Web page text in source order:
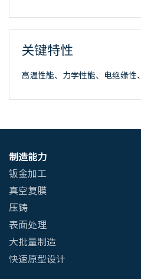
关键特性
高温性能、力学性能、电绝缘性
制造能力
钣金加工
真空复膜
压铸
表面处理
大批量制造
快速原型设计